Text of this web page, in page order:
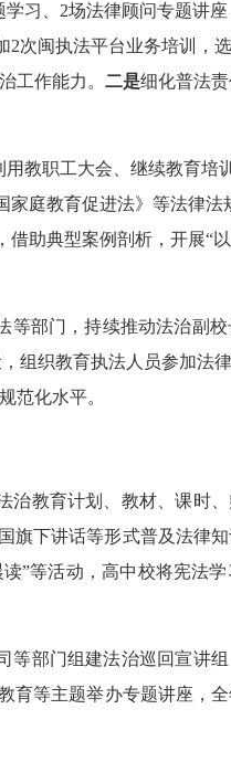
习、2场法律顾问专题讲
次闽执法平台业务培训，
工作能力。 二是细化普法
教职工大会、继续教育培
庭教育促进法》等法律
助典型案例剖析，开展“
等部门，持续推动法治副
组织教育执法人员参加法
范化水平。
治教育计划、教材、课时
下讲话等形式普及法律
”等活动，高中校将宪法
等部门组建法治巡回宣讲
等主题举办专题讲座，